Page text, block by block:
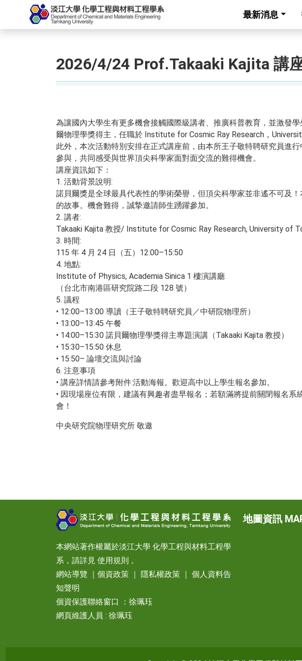
最新消息
2026/4/24 Prof.Takaaki Kajita 講
為讓國內大學生有更多機會接觸國際級講者、推廣科普教育，並激發
爾物理學獎得主，任職於 Institute for Cosmic Ray Research，
此外，本次活動特別安排在正式講座前，由本所王子敬特聘研究員進
參與，共同感受與世界頂尖科學家面對面交流的難得機會。
講座資訊如下：
1. 活動背景說明:
諾貝爾獎是全球最具代表性的學術榮譽，但頂尖科學家並非遙不可及
的故事。機會難得，誠摯邀請師生踴躍參加。
2. 講者:
Takaaki Kajita 教授/ Institute for Cosmic Ray Research, University of
3. 時間:
115 年 4 月 24 日（五）12:00–15:50
4. 地點:
Institute of Physics, Academia Sinica 1 樓演講廳
（台北市南港區研究院路二段 128 號）
5. 議程
• 12:00–13:00 導讀（王子敬特聘研究員／中研院物理所）
• 13:00–13:45 午餐
• 14:00–15:30 諾貝爾物理學獎得主專題演講（Takaaki Kajita 教授）
• 15:30–15:50 休息
• 15:50– 論壇交流與討論
6. 注意事項
• 講座詳情請參考附件:活動海報。歡迎高中以上學生報名參加。
• 因現場座位有限，建議有興趣者盡早報名；若額滿將提前關閉報名
會！
中央研究院物理研究所 敬邀
本網站著作權屬於淡江大學 化學工程與材料工程學
系，請詳見 使用規則 。
網站導覽
個資政策 隱私權政策
個人資料告
知聲明
個資保護聯絡窗口 ：徐珮珏
網頁維護人員 : 徐珮珏
地圖資訊